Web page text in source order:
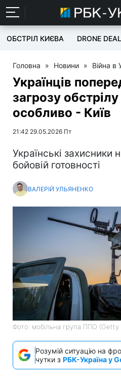
ОБСТРІЛ КИЄВА DRONE
Головна » Новини » Війна в
Українців
загрозу
особливо - Київ
21:42 29.05.2026 Пт
Українські захисники
бойовій готовності
ВАЛЕРІЙ УЛЬЯНЕНКО
Фото: мобільна група ППО (Getty
Розумій ситуацію на
чутки з РБК-Україна у